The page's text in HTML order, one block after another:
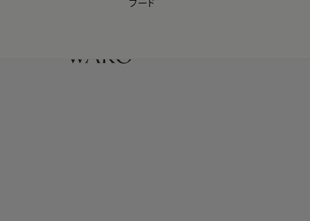
【会員様限定】夏のプレゼントキャンペーン開催中
フード